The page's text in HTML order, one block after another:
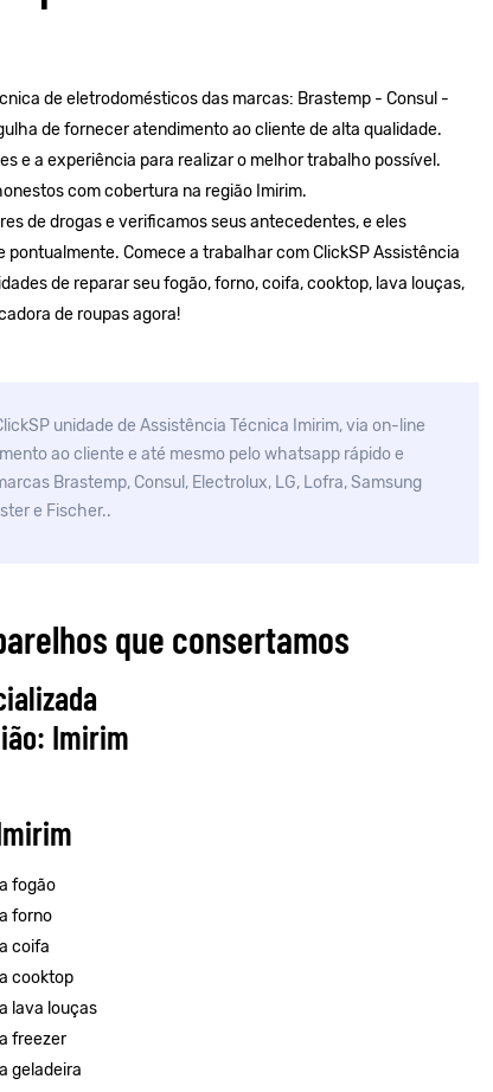
de eletrodomésticos das marcas: Brastemp - Consul -
de fornecer atendimento ao cliente de alta qualidade.
e a experiência para realizar o melhor trabalho possível.
com cobertura na região Imirim.
de drogas e verificamos seus antecedentes, e eles
Comece a trabalhar com ClickSP Assistência
de reparar seu fogão, forno, coifa, cooktop, lava louças,
de roupas agora!
unidade de Assistência Técnica Imirim, via on-line
ao cliente e até mesmo pelo whatsapp rápido e
Brastemp, Consul, Electrolux, LG, Lofra, Samsung
e Fischer..
que consertamos
Imirim
fogão
forno
coifa
cooktop
lava louças
freezer
geladeira